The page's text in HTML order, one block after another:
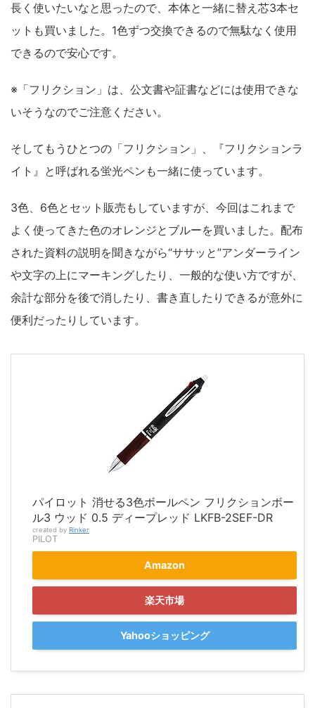
長く使いたいなと思ったので、本体と一緒に替え芯3本セ
ットも買いました。1色ずつ交換できるので無駄なく使用
できるので安心です。
※「フリクション」は、公文書や証書などには使用できな
いそうなのでご注意ください。
そしてもうひとつの「フリクション」、
『フリクションラ
イト』 と呼ばれる蛍光ペンも一緒に使っています。
3色、6色とセット販売もしていますが、今回はこれまで
よく使ってきた色のオレンジと ブルーを買いました。配布
された資料の説明を聞きながら“ササッと”アンダーライン
や文字の上にマーキングしたり、一般的な使い方ですが、
余計な部分を後で消したり、書き直したりできるが意外に
便利だったりしています。
パイロット 消せる3色ボールペン フリクションボー
ル3 ウッド 0.5 ディープレッド LKFB-2SEF-DR
created by Rinker
PILOT
Amazon
楽天市場
Yahooショッピング